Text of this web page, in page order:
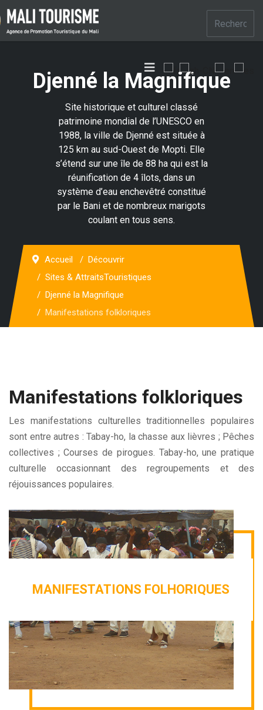
Djenné la Magnifique
Site historique et culturel classé
patrimoine mondial de l’UNESCO en
1988, la ville de Djenné est située à
125 km au sud-Ouest de Mopti. Elle
s’étend sur une île de 88 ha qui est la
réunification de 4 îlots, dans un
système d’eau enchevêtré constitué
par le Bani et de nombreux marigots
coulant en tous sens.
Accueil
Découvrir
Sites & AttraitsTouristiques
Djenné la Magnifique
Manifestations folkloriques
Manifestations folkloriques
Les manifestations culturelles traditionnelles populaires
sont entre autres : Tabay-ho, la chasse aux lièvres ; Pêches
collectives ; Courses de pirogues. Tabay-ho, une pratique
culturelle occasionnant des regroupements et des
réjouissances populaires.
MANIFESTATIONS FOLHORIQUES